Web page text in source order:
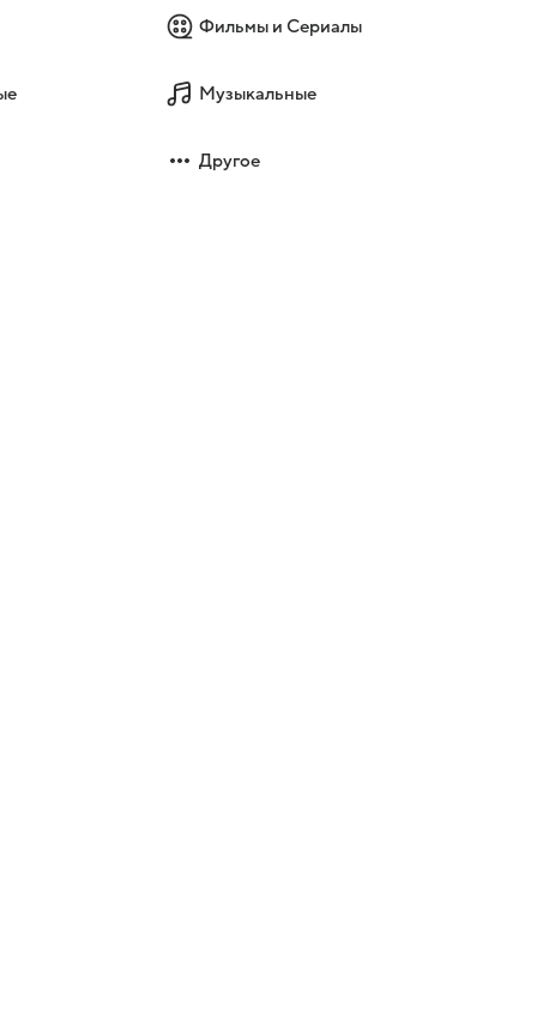
Фильмы и Сериалы
Музыкальные
Другое